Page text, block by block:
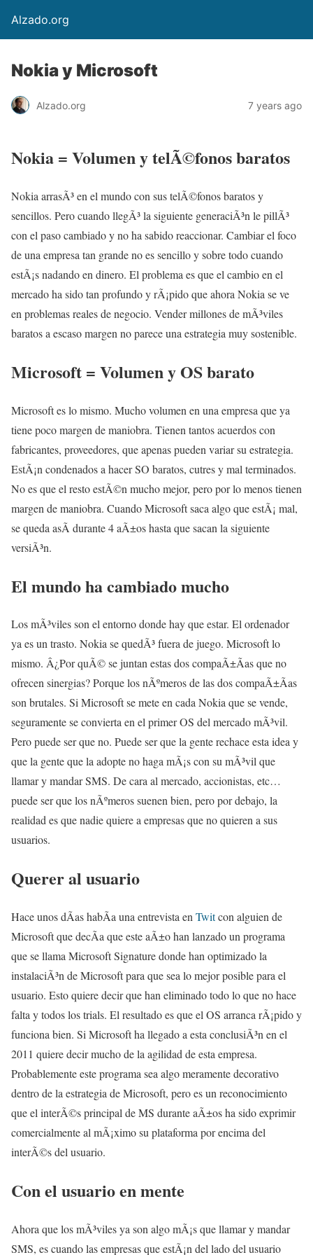
Alzado.org
Nokia y Microsoft
Alzado.org 7 years ago
Nokia = Volumen y telÃ©fonos baratos
Nokia arrasÃ³ en el mundo con sus telÃ©fonos baratos y
sencillos. Pero cuando llegÃ³ la siguiente generaciÃ³n le pillÃ³
con el paso cambiado y no ha sabido reaccionar. Cambiar el foco
de una empresa tan grande no es sencillo y sobre todo cuando
estÃ¡s nadando en dinero. El problema es que el cambio en el
mercado ha sido tan profundo y rÃ¡pido que ahora Nokia se ve
en problemas reales de negocio. Vender millones de mÃ³viles
baratos a escaso margen no parece una estrategia muy sostenible.
Microsoft = Volumen y OS barato
Microsoft es lo mismo. Mucho volumen en una empresa que ya
tiene poco margen de maniobra. Tienen tantos acuerdos con
fabricantes, proveedores, que apenas pueden variar su estrategia.
EstÃ¡n condenados a hacer SO baratos, cutres y mal terminados.
No es que el resto estÃ©n mucho mejor, pero por lo menos tienen
margen de maniobra. Cuando Microsoft saca algo que estÃ¡ mal,
se queda asÃ­ durante 4 aÃ±os hasta que sacan la siguiente
versiÃ³n.
El mundo ha cambiado mucho
Los mÃ³viles son el entorno donde hay que estar. El ordenador
ya es un trasto. Nokia se quedÃ³ fuera de juego. Microsoft lo
mismo. Â¿Por quÃ© se juntan estas dos compaÃ±Ã­as que no
ofrecen sinergias? Porque los nÃºmeros de las dos compaÃ±Ã­as
son brutales. Si Microsoft se mete en cada Nokia que se vende,
seguramente se convierta en el primer OS del mercado mÃ³vil.
Pero puede ser que no. Puede ser que la gente rechace esta idea y
que la gente que la adopte no haga mÃ¡s con su mÃ³vil que
llamar y mandar SMS. De cara al mercado, accionistas, etc…
puede ser que los nÃºmeros suenen bien, pero por debajo, la
realidad es que nadie quiere a empresas que no quieren a sus
usuarios.
Querer al usuario
Hace unos dÃ­as habÃ­a una entrevista enTwitcon alguien de
Microsoft que decÃ­a que este aÃ±o han lanzado un programa
que se llama Microsoft Signature donde han optimizado la
instalaciÃ³n de Microsoft para que sea lo mejor posible para el
usuario. Esto quiere decir que han eliminado todo lo que no hace
falta y todos los trials. El resultado es que el OS arranca rÃ¡pido y
funciona bien. Si Microsoft ha llegado a esta conclusiÃ³n en el
2011 quiere decir mucho de la agilidad de esta empresa.
Probablemente este programa sea algo meramente decorativo
dentro de la estrategia de Microsoft, pero es un reconocimiento
que el interÃ©s principal de MS durante aÃ±os ha sido exprimir
comercialmente al mÃ¡ximo su plataforma por encima del
interÃ©s del usuario.
Con el usuario en mente
Ahora que los mÃ³viles ya son algo mÃ¡s que llamar y mandar
SMS, es cuando las empresas que estÃ¡n del lado del usuario